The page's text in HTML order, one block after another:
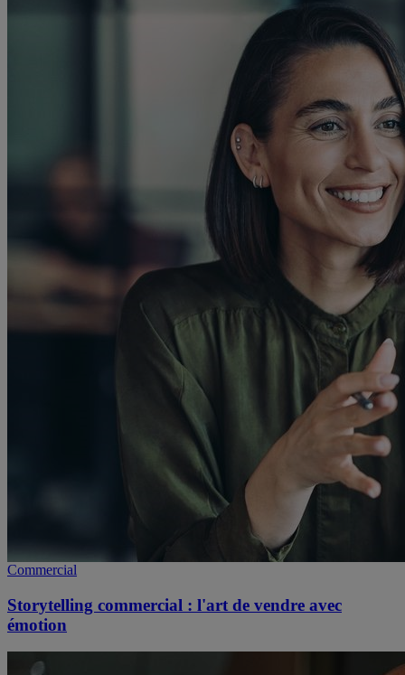
Commercial
Storytelling commercial : l'art de vendre avec
émotion